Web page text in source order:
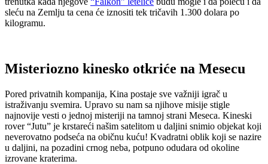
sleću na Zemlju ta cena će iznositi tek tričavih 1.300 dolara po
kilogramu.
Misteriozno kinesko otkriće na Mesecu
Pored privatnih kompanija, Kina postaje sve važniji igrač u
istraživanju svemira. Upravo su nam sa njihove misije stigle
najnovije vesti o jednoj misteriji na tamnoj strani Meseca. Kineski
rover “Jutu” je krstareći našim satelitom u daljini snimio objekat koji
neverovatno podseća na običnu kuću! Kvadratni oblik koji se nazire
u daljini, na pozadini crnog neba, potpuno odudara od okoline
izrovane kraterima.